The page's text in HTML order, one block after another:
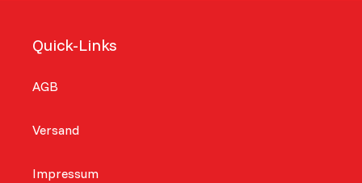
Quick-Links
AGB
Versand
Impressum